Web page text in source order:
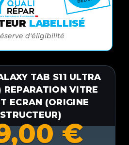
LABELLISÉ
d'éligibilité
TAB S11 ULTRA
VITRE
ECRAN (ORIGINE
€